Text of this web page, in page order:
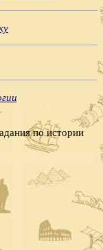
по истории